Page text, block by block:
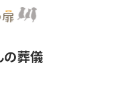
の葬儀